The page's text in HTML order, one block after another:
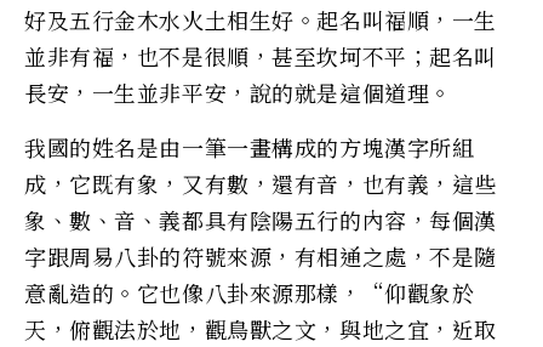
好及五行金木水火土相生好。起名叫福順，一生
並非有福，也不是很順，甚至坎坷不平；起名叫
長安，一生並非平安，說的就是這個道理。
我國的姓名是由一筆一畫構成的方塊漢字所組
成，它既有象，又有數，還有音，也有義，這些
象、數、音、義都具有陰陽五行的內容，每個漢
字跟周易八卦的符號來源，有相通之處，不是隨
意亂造的。它也像八卦來源那樣，“仰觀象於
天，俯觀法於地，觀鳥獸之文，與地之宜，近取